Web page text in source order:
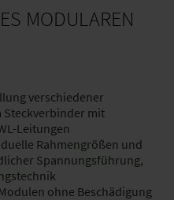
MODULAREN
verschiedener
mit
Leitungen
Rahmengrößen und
Spannungsführung,
ohne Beschädigung